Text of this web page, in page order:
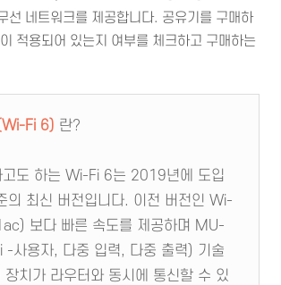
선 네트워크를 제공합니다. 공유기를 구매하
적용되어 있는지 여부를 체크하고 구매하는
Fi 6) 란?
도 하는 Wi-Fi 6는 2019년에 도입
의 최신 버전입니다. 이전 버전인 Wi-
보다 빠른 속도를 제공하며 MU-
사용자, 다중 입력, 다중 출력) 기술
장치가 라우터와 동시에 통신할 수 있